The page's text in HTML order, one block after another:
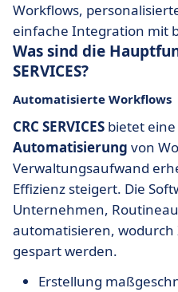
Workflows,
einfache Integration mit
Was sind die
SERVICES?
Automatisierte Workflows
CRC SERVICES bietet
Automatisierung von
Verwaltungsaufwand
Effizienz steigert. Die
Unternehmen,
automatisieren, wodurch
gespart werden.
Erstellung